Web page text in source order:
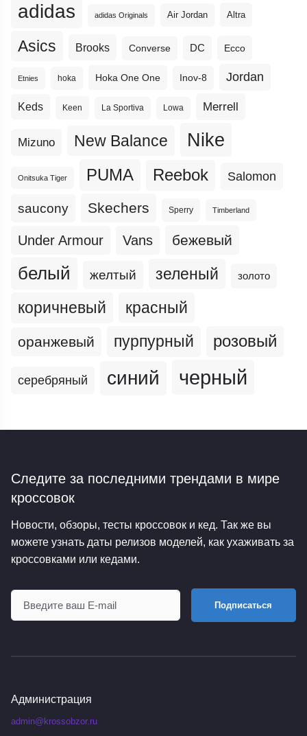
adidas adidas Originals Air Jordan Altra
Asics Brooks Converse DC Ecco
Etnies hoka Hoka One One Inov-8 Jordan
Keds Keen La Sportiva Lowa Merrell
Mizuno New Balance Nike
Onitsuka Tiger PUMA Reebok Salomon
saucony Skechers Sperry Timberland
Under Armour Vans бежевый
белый желтый зеленый золото
коричневый красный
оранжевый пурпурный розовый
серебряный синий черный
Следите за последними трендами в мире
кроссовок
Новости, обзоры, тесты кроссовок и кед. Так же вы
можете узнать даты релизов моделей, как ухаживать за
кроссовками или кедами.
Подписаться
Администрация
admin@krossobzor.ru